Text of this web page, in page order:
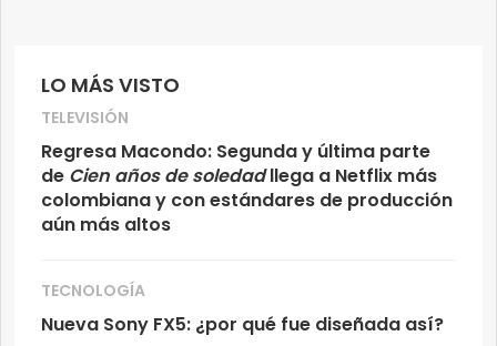
LO MÁS VISTO
TELEVISIÓN
Regresa Macondo: Segunda y última parte
de Cien años de soledadllega a Netflix más
colombiana y con estándares de producción
aún más altos
TECNOLOGÍA
Nueva Sony FX5: ¿por qué fue diseñada así?